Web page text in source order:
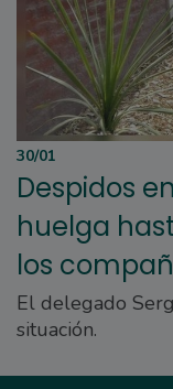
30/01
Despidos
huelga
los
El delegado
situación.